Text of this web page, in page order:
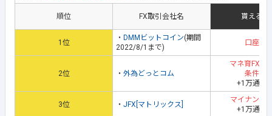
順位 FX取引会社名 貰える地
1位
・ DMMビットコイン(期間
2022/8/1まで)
口座開
2位 ・ 外為どっとコム
マネ育FXス
条件達
+1万通貨
3位 ・ JFX[マトリックス]
マイナンバ
+1万通貨